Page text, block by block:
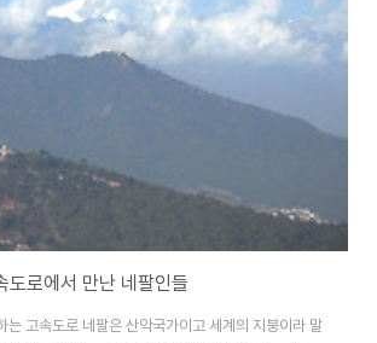
힌두 문화가 있어서 일까? 소를 제어하는 모습은 찾기
럼 튀김과 도너츠를 팔고 있는 음식점 생김새는 다르
도로에서 만난 네팔인들
는 고속도로 네팔은 산악국가이고 세계의 지붕이라 말